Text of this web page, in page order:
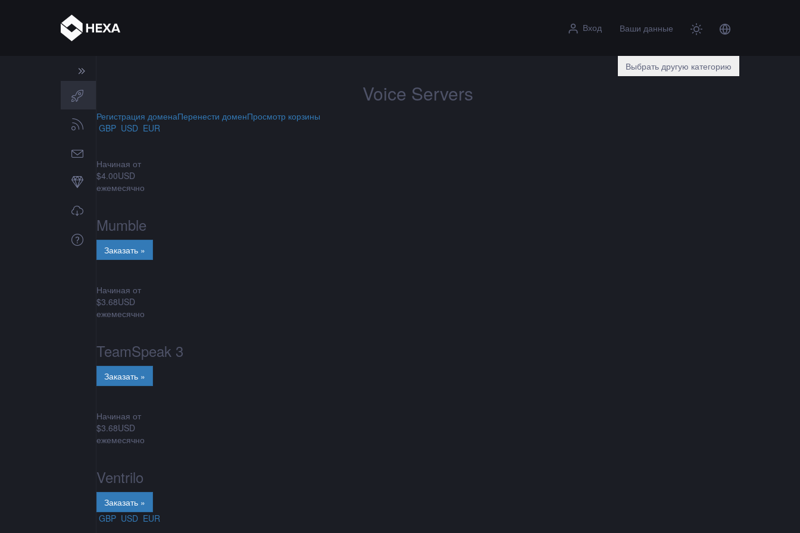
Вход Ваши данные
Выбрать другую категорию
Voice Servers
Регистрация доменаПеренести доменПросмотр корзины
GBP USD EUR
Начиная от
$4.00USD
ежемесячно
Mumble
Начиная от
$3.68USD
ежемесячно
TeamSpeak 3
Начиная от
$3.68USD
ежемесячно
Ventrilo
GBP USD EUR